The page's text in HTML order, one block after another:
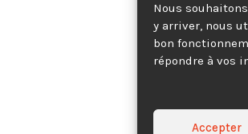
Nous
y arriver, nous
bon
répondre à vos
Accepter